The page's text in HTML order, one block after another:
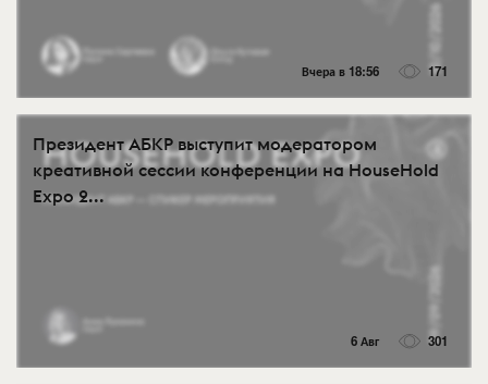
Вчера в 18:56 171
Президент АБКР выступит модератором
креативной сессии конференции на HouseHold
Expo 2...
6 Авг 301